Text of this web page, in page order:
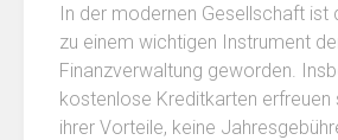
In der modernen Gesellschaft ist
zu einem wichtigen Instrument
Finanzverwaltung geworden.
kostenlose Kreditkarten erfreuen
ihrer Vorteile, keine